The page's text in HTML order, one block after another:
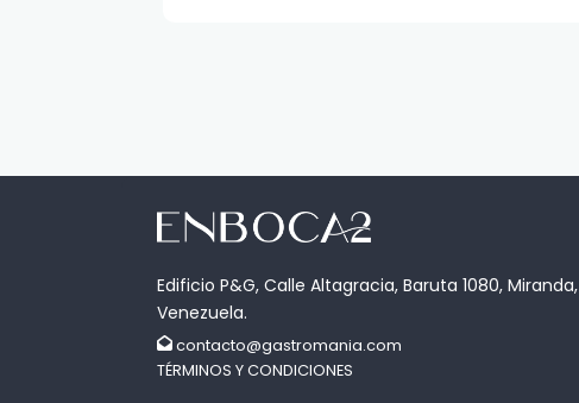
Edificio P&G, Calle Altagracia, Baruta 1080, Miranda,
Venezuela.
contacto@gastromania.com
TÉRMINOS Y CONDICIONES